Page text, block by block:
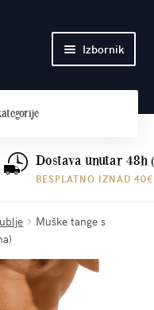
Izbornik
Dostava unutar 48h
BESPLATNO IZNAD 40€
Muške tange s